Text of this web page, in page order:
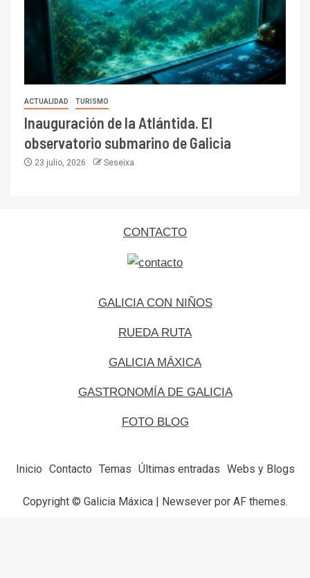
ACTUALIDAD TURISMO
Inauguración de la Atlántida. El
observatorio submarino de Galicia
23 julio, 2026 Seseixa
CONTACTO
GALICIA CON NIÑOS
RUEDA RUTA
GALICIA MÁXICA
GASTRONOMÍA DE GALICIA
FOTO BLOG
Inicio Contacto Temas Últimas entradas Webs y Blogs
Copyright © Galicia Máxica | Newseverpor AF themes.